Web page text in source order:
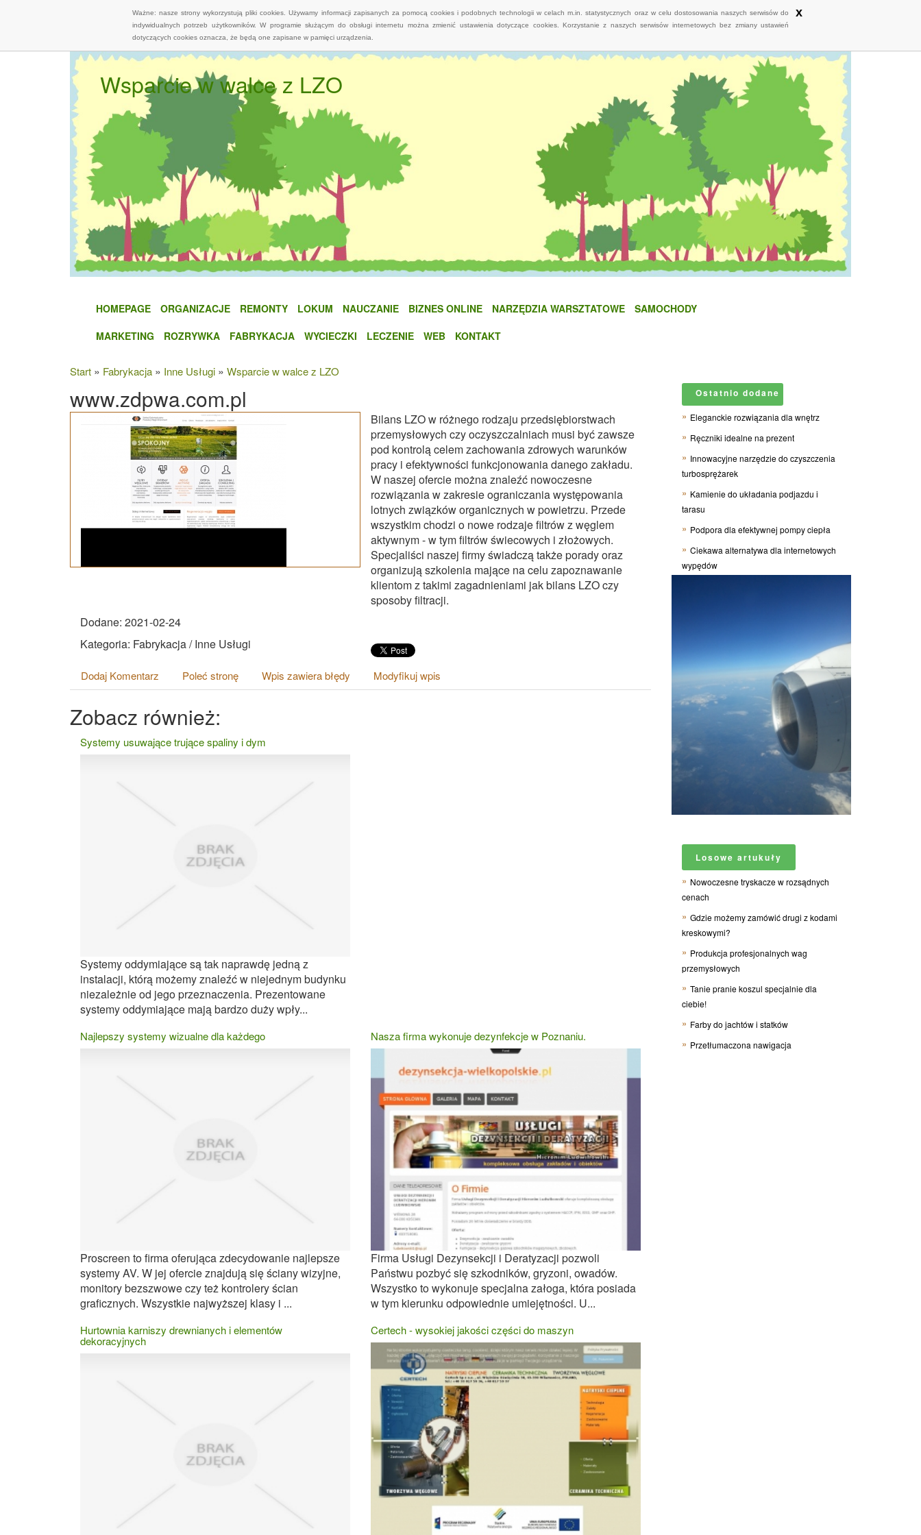
Ważne: nasze strony wykorzystują pliki cookies. Używamy informacji zapisanych za pomocą cookies i podobnych technologii w celach m.in. statystycznych oraz w celu dostosowania naszych serwisów do
indywidualnych potrzeb użytkowników. W programie służącym do obsługi internetu można zmienić ustawienia dotyczące cookies. Korzystanie z naszych serwisów internetowych bez zmiany ustawień
dotyczących cookies oznacza, że będą one zapisane w pamięci urządzenia.
x
Wsparcie w walce z LZO
HOMEPAGE ORGANIZACJE REMONTY LOKUM NAUCZANIE BIZNES ONLINE NARZĘDZIA WARSZTATOWE
SAMOCHODY
MARKETING
ROZRYWKA FABRYKACJA WYCIECZKI LECZENIE WEB KONTAKT
Start » Fabrykacja » Inne Usługi » Wsparcie w walce z LZO
www.zdpwa.com.pl
Bilans LZO w różnego rodzaju przedsiębiorstwach
przemysłowych czy oczyszczalniach musi być zawsze
pod kontrolą celem zachowania zdrowych warunków
pracy i efektywności funkcjonowania danego zakładu.
W naszej ofercie można znaleźć nowoczesne
rozwiązania w zakresie ograniczania występowania
lotnych związków organicznych w powietrzu. Przede
wszystkim chodzi o nowe rodzaje filtrów z węglem
aktywnym - w tym filtrów świecowych i złożowych.
Specjaliści naszej firmy świadczą także porady oraz
organizują szkolenia mające na celu zapoznawanie
klientom z takimi zagadnieniami jak bilans LZO czy
sposoby filtracji.
Dodane: 2021-02-24
Kategoria: Fabrykacja / Inne Usługi
Dodaj Komentarz Poleć stronę Wpis zawiera błędy Modyfikuj wpis
Zobacz również:
Systemy usuwające trujące spaliny i dym
Systemy oddymiające są tak naprawdę jedną z
instalacji, którą możemy znaleźć w niejednym budynku
niezależnie od jego przeznaczenia. Prezentowane
systemy oddymiające mają bardzo duży wpły...
Najlepszy systemy wizualne dla każdego
Proscreen to firma oferująca zdecydowanie najlepsze
systemy AV. W jej ofercie znajdują się ściany wizyjne,
monitory bezszwowe czy też kontrolery ścian
graficznych. Wszystkie najwyższej klasy i ...
Nasza firma wykonuje dezynfekcje w Poznaniu.
Firma Usługi Dezynsekcji i Deratyzacji pozwoli
Państwu pozbyć się szkodników, gryzoni, owadów.
Wszystko to wykonuje specjalna załoga, która posiada
w tym kierunku odpowiednie umiejętności. U...
Hurtownia karniszy drewnianych i elementów
dekoracyjnych
Certech - wysokiej jakości części do maszyn
Ostatnio dodane
Eleganckie rozwiązania dla wnętrz
Ręczniki idealne na prezent
Innowacyjne narzędzie do czyszczenia
turbosprężarek
Kamienie do układania podjazdu i
tarasu
Podpora dla efektywnej pompy ciepła
Ciekawa alternatywa dla internetowych
wypędów
Losowe artukuły
Nowoczesne tryskacze w rozsądnych
cenach
Gdzie możemy zamówić drugi z kodami
kreskowymi?
Produkcja profesjonalnych wag
przemysłowych
Tanie pranie koszul specjalnie dla
ciebie!
Farby do jachtów i statków
Przetłumaczona nawigacja